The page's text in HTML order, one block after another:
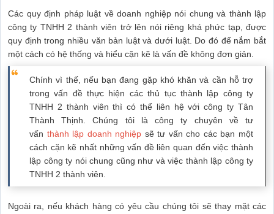
Các quy định pháp luật về doanh nghiệp nói chung và thành lập
công ty TNHH 2 thành viên trở lên nói riêng khá phức tạp, được
quy định trong nhiều văn bản luật và dưới luật. Do đó để nắm bắt
một cách có hệ thống và hiểu cặn kẽ là vấn đề không đơn giản.
Chính vì thế, nếu bạn đang gặp khó khăn và cần hỗ trợ
trong vấn đề thực hiện các thủ tục thành lập công ty
TNHH 2 thành viên thì có thể liên hệ với công ty Tân
Thành Thịnh. Chúng tôi là công ty chuyên về tư
vấn thành lập doanh nghiệp sẽ tư vấn cho các bạn một
cách cặn kẽ nhất những vấn đề liên quan đến việc thành
lập công ty nói chung cũng như và việc thành lập công ty
TNHH 2 thành viên.
Ngoài ra, nếu khách hàng có yêu cầu chúng tôi sẽ thay mặt các